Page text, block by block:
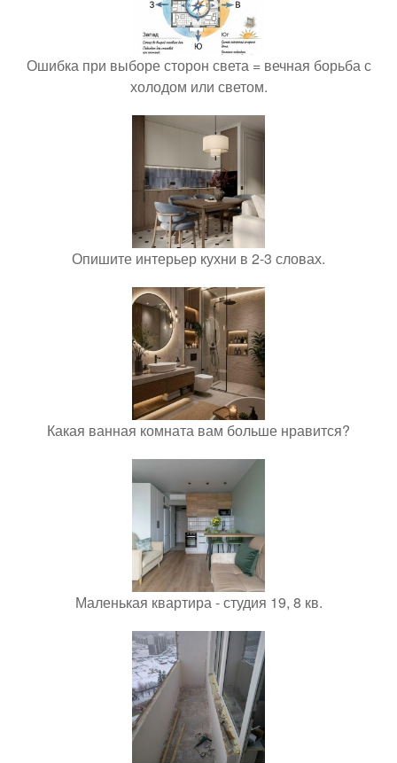
Ошибка при выборе сторон света = вечная борьба с
холодом или светом.
Опишите интерьер кухни в 2-3 словах.
Какая ванная комната вам больше нравится?
Маленькая квартира - студия 19, 8 кв.